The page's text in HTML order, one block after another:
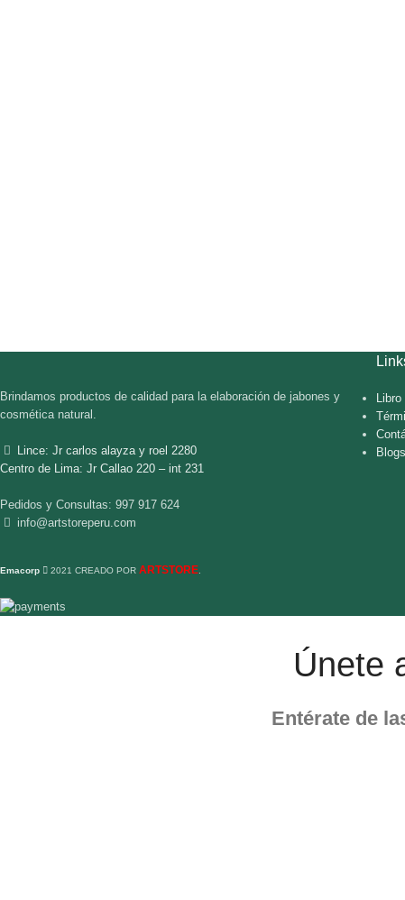
Brindamos productos de calidad para la elaboración de jabones y
cosmética natural.
Lince: Jr carlos alayza y roel 2280
Centro de Lima: Jr Callao 220 – int 231
Pedidos y Consultas: 997 917 624
info@artstoreperu.com
Blogs
Emacorp 2021 CREADO POR ARTSTORE
Únete
Entérate de